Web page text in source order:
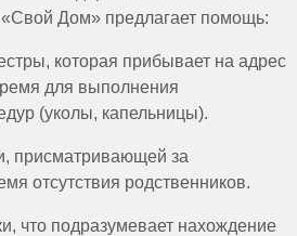
Дом» предлагает помощь:
которая прибывает на адрес
для выполнения
(уколы, капельницы).
присматривающей за
отсутствия родственников.
что подразумевает нахождение